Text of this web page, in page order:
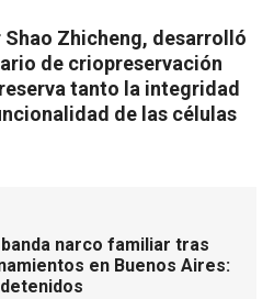
Zhicheng, desarrolló
de criopreservación
tanto la integridad
de las células
banda narco familiar tras
en Buenos Aires: